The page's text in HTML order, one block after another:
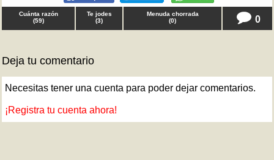
Cuánta razón
(59)
Te jodes
(3)
Menuda chorrada
(0) 0
Deja tu comentario
Necesitas tener una cuenta para poder dejar comentarios.
¡Registra tu cuenta ahora!